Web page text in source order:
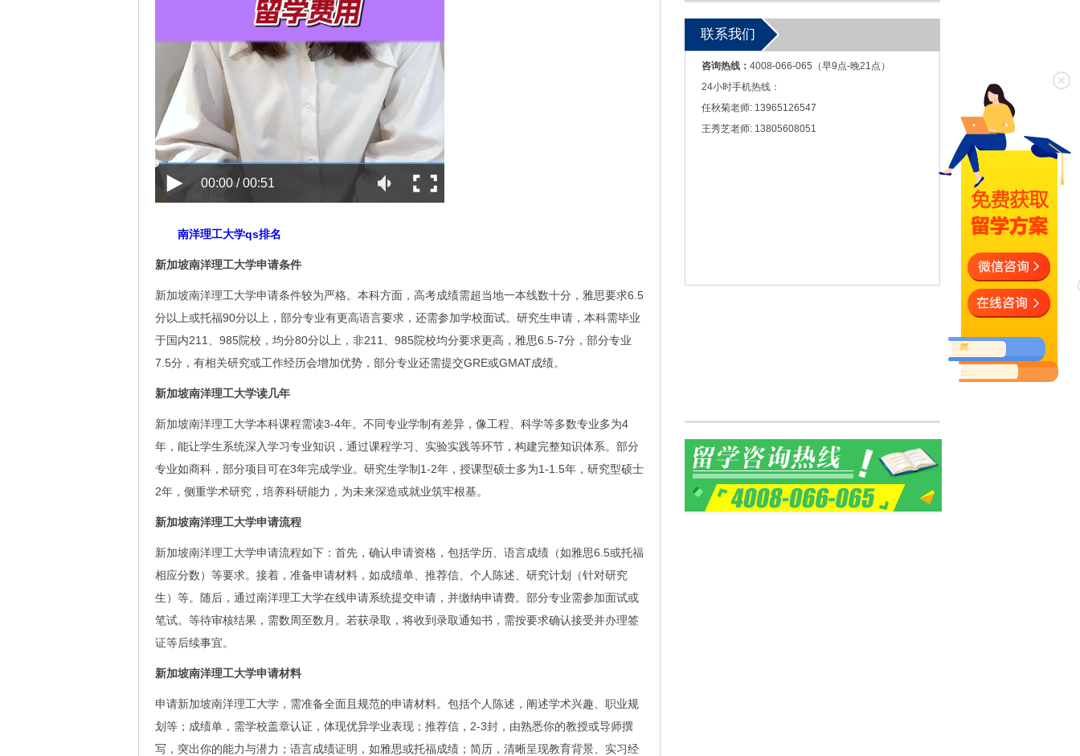
00:00 / 00:51
南洋理工大学qs排名
新加坡南洋理工大学申请条件
新加坡南洋理工大学申请条件较为严格。本科方面，高考成绩需超当地一本线数十分，雅思要求6.5
分以上或托福90分以上，部分专业有更高语言要求，还需参加学校面试。研究生申请，本科需毕业
于国内211、985院校，均分80分以上，非211、985院校均分要求更高，雅思6.5-7分，部分专业
7.5分，有相关研究或工作经历会增加优势，部分专业还需提交GRE或GMAT成绩。
新加坡南洋理工大学读几年
新加坡南洋理工大学本科课程需读3-4年。不同专业学制有差异，像工程、科学等多数专业多为4
年，能让学生系统深入学习专业知识，通过课程学习、实验实践等环节，构建完整知识体系。部分
专业如商科，部分项目可在3年完成学业。研究生学制1-2年，授课型硕士多为1-1.5年，研究型硕士
2年，侧重学术研究，培养科研能力，为未来深造或就业筑牢根基。
新加坡南洋理工大学申请流程
新加坡南洋理工大学申请流程如下：首先，确认申请资格，包括学历、语言成绩（如雅思6.5或托福
相应分数）等要求。接着，准备申请材料，如成绩单、推荐信、个人陈述、研究计划（针对研究
生）等。随后，通过南洋理工大学在线申请系统提交申请，并缴纳申请费。部分专业需参加面试或
笔试。等待审核结果，需数周至数月。若获录取，将收到录取通知书，需按要求确认接受并办理签
证等后续事宜。
新加坡南洋理工大学申请材料
申请新加坡南洋理工大学，需准备全面且规范的申请材料。包括个人陈述，阐述学术兴趣、职业规
划等；成绩单，需学校盖章认证，体现优异学业表现；推荐信，2-3封，由熟悉你的教授或导师撰
写，突出你的能力与潜力；语言成绩证明，如雅思或托福成绩；简历，清晰呈现教育背景、实习经
联系我们
咨询热线： 4008-066-065（早9点-晚21点）
24小时手机热线：
任秋菊老师: 13965126547
王秀芝老师: 13805608051